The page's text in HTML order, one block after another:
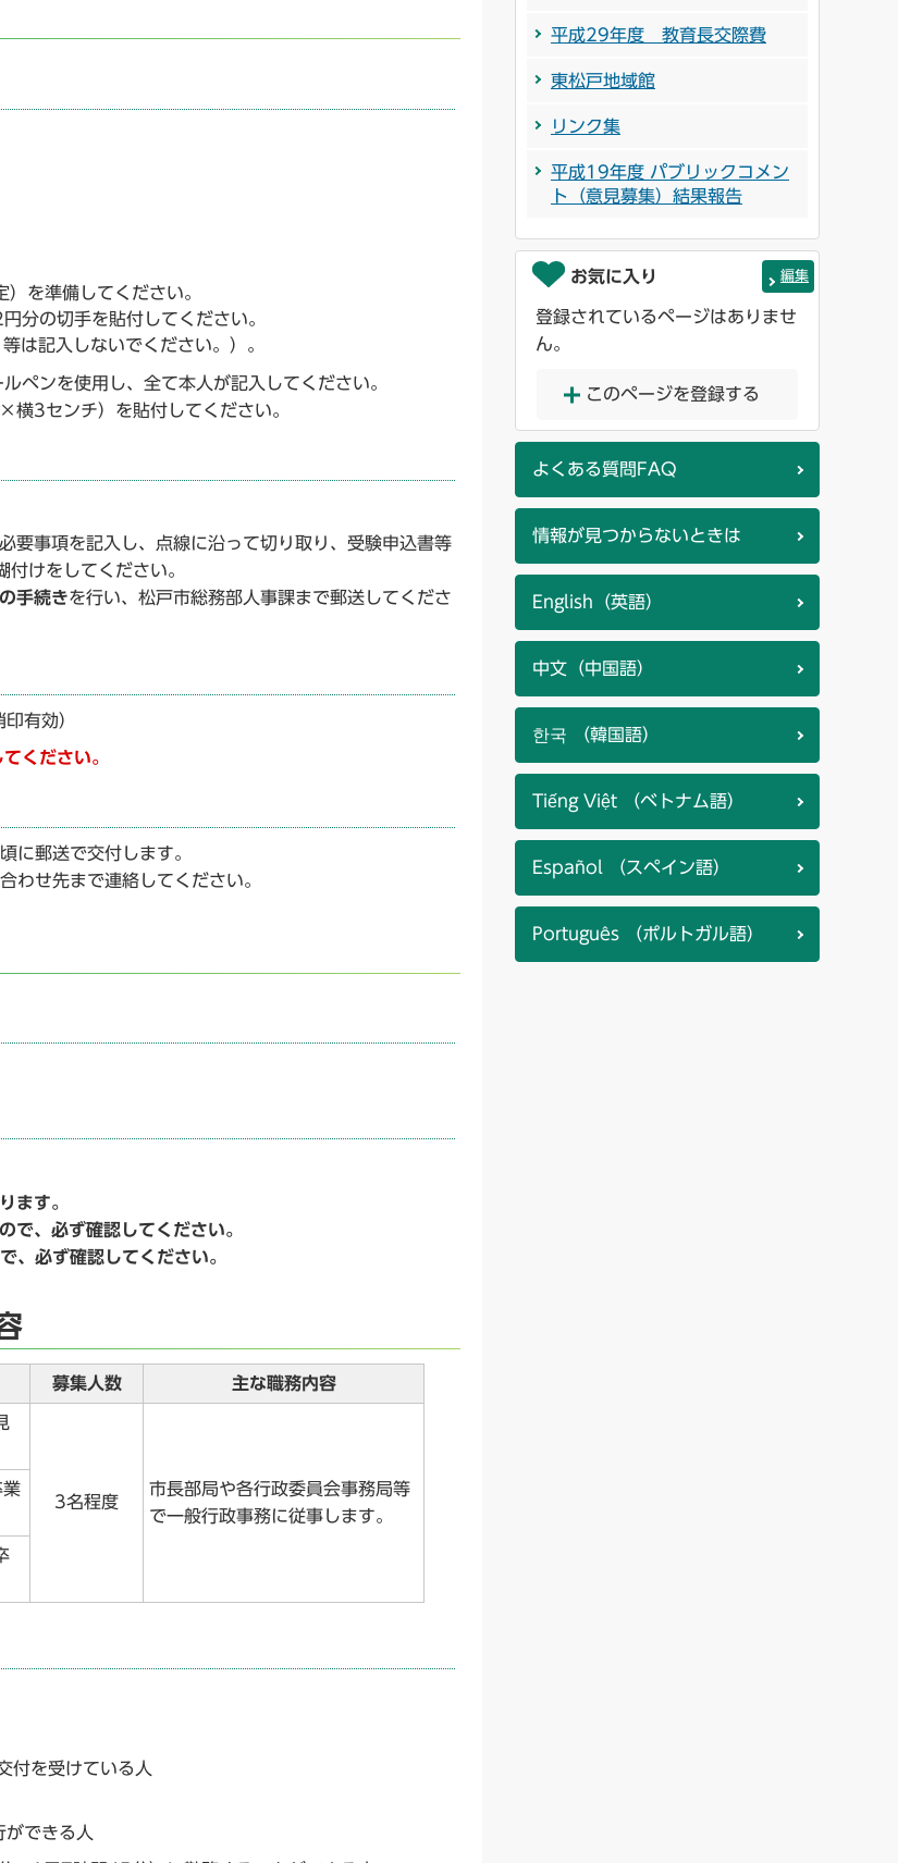
を準備してください。
分の切手を貼付してください。
は記入しないでください。）。
ペンを使用し、全て本人が記入してください。
3センチ）を貼付してください。
事項を記入し、点線に沿って切り取り、受験申込書等
けをしてください。
手続きを行い、松戸市総務部人事課まで郵送してくださ
有効）
ください。
郵送で交付します。
せ先まで連絡してください。
ます。
、必ず確認してください。
必ず確認してください。
募集人数 主な職務内容
3名程度
市長部局や各行政委員会事務局等
で一般行政事務に従事します。
業
を受けている人
できる人
平成29年度 教育長交際費
東松戸地域館
リンク集
平成19年度 パブリックコメン
ト（意見募集）結果報告
お気に入り 編集
登録されているページはありませ
ん。
このページを登録する
よくある質問FAQ
情報が見つからないときは
English（英語）
中文（中国語）
한국 （韓国語）
Tiếng Việt （ベトナム語）
Español （スペイン語）
Português （ポルトガル語）